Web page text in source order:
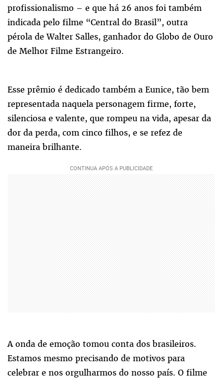
profissionalismo – e que há 26 anos foi também
indicada pelo filme “Central do Brasil”, outra
pérola de Walter Salles, ganhador do Globo de Ouro
de Melhor Filme Estrangeiro.
Esse prêmio é dedicado também a Eunice, tão bem
representada naquela personagem firme, forte,
silenciosa e valente, que rompeu na vida, apesar da
dor da perda, com cinco filhos, e se refez de
maneira brilhante.
A onda de emoção tomou conta dos brasileiros.
Estamos mesmo precisando de motivos para
celebrar e nos orgulharmos do nosso país. O filme